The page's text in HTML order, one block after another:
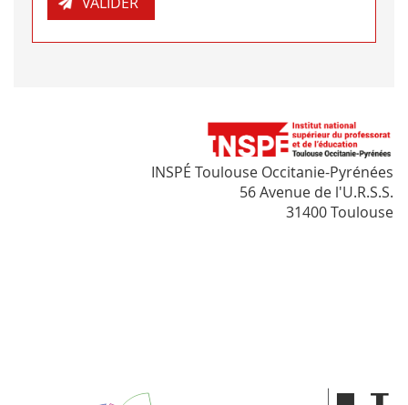
INSPÉ Toulouse Occitanie-Pyrénées
56 Avenue de l'U.R.S.S.
31400 Toulouse